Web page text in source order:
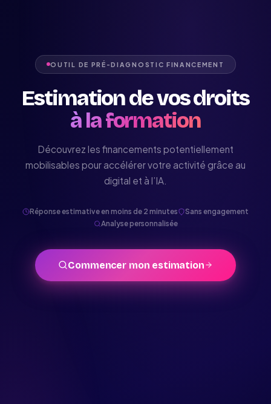
OUTIL DE PRÉ-DIAGNOSTIC FINANCEMENT
Estimation de vos droits
à la formation
Découvrez les financements potentiellement
mobilisables pour accélérer votre activité grâce au
digital et à l’IA.
Réponse estimative en moins de 2 minutes
Sans engagement
Analyse personnalisée
Commencer mon estimation